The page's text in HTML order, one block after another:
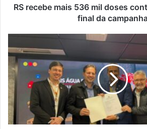
na
campanha
RS recebe mais 536 mil doses
final da
firma
convênio
para
construção
de
poço
na
Linha